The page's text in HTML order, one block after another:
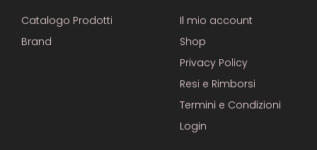
Catalogo Prodotti
Brand
Il mio account
Shop
Privacy Policy
Resi e Rimborsi
Termini e Condizioni
Login